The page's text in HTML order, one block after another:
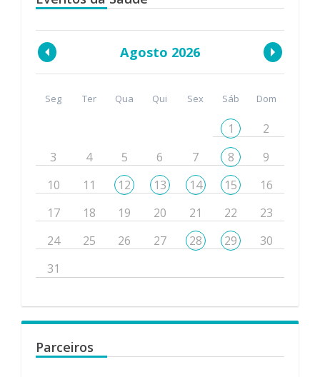
Agosto 2026
Seg Ter Qua Qui Sex Sáb Dom
1
2
3
4 5 6 7 8
9
10
11 12 13 14 15
16
17
18 19 20 21 22
23
24
25 26 27 28 29
30
31
Parceiros